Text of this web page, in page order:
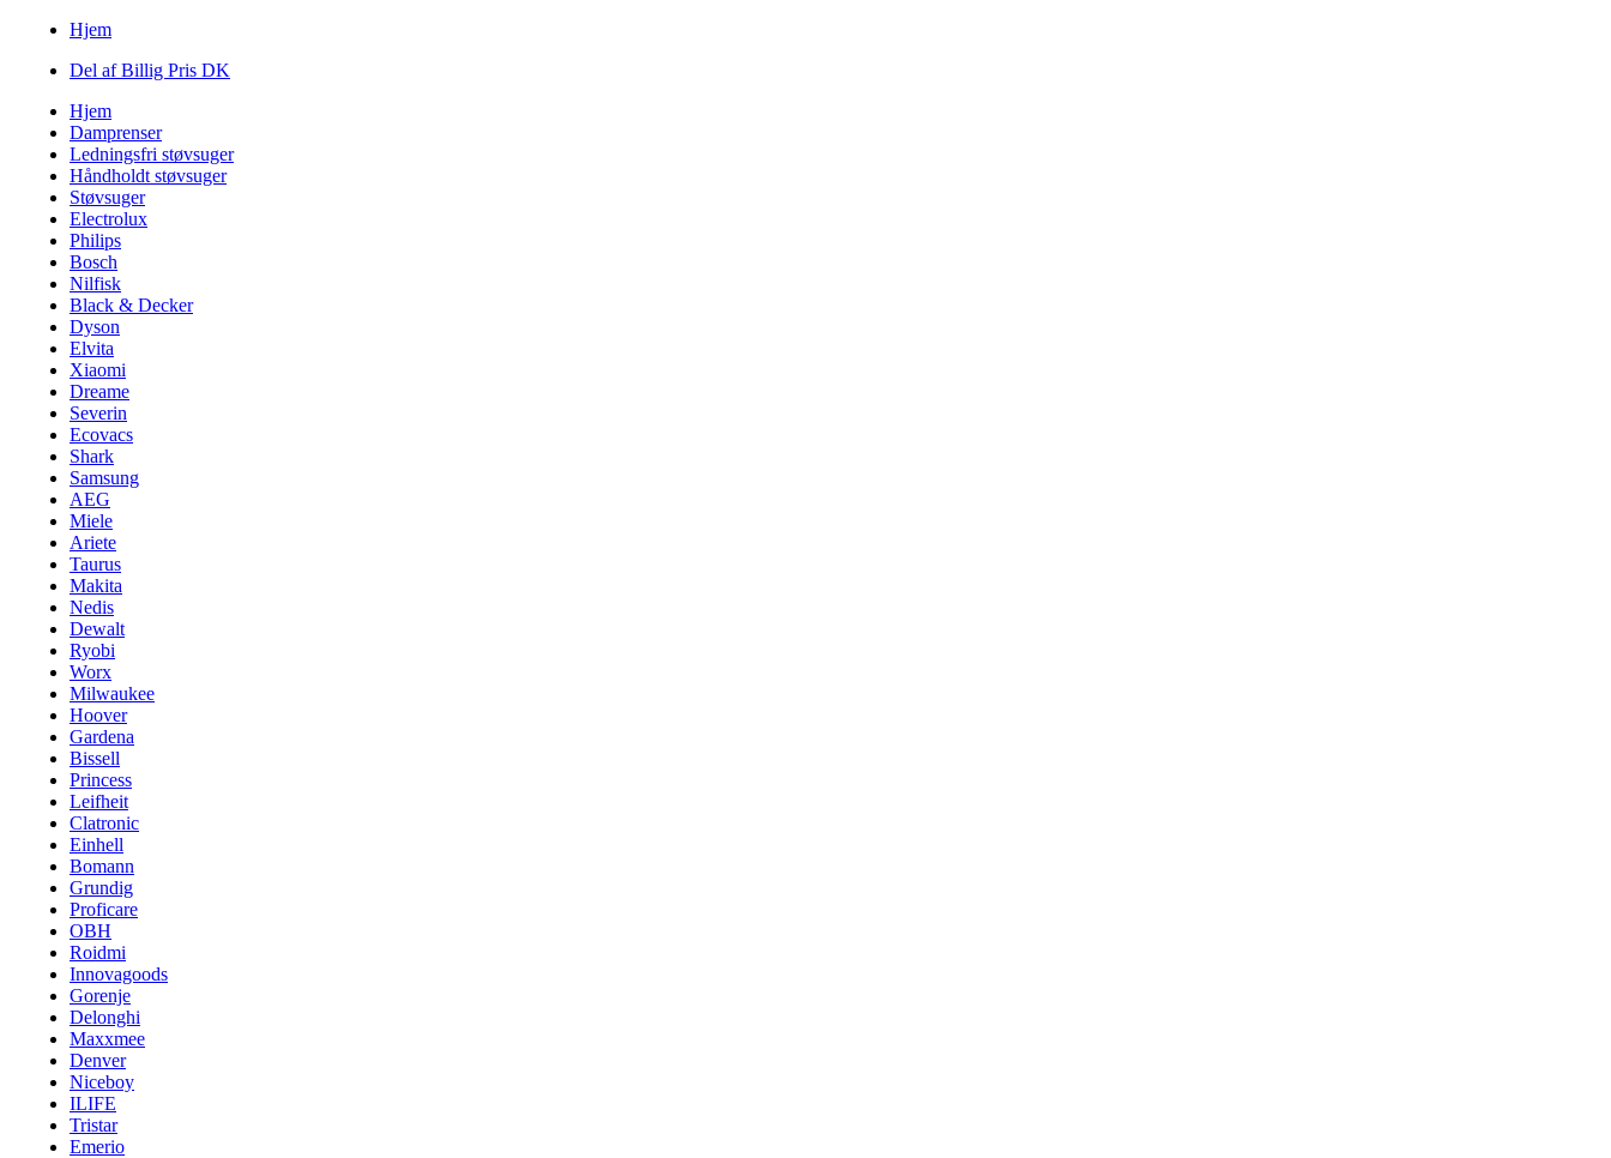
Hjem
Del af Billig Pris DK
Hjem
Damprenser
Ledningsfri støvsuger
Håndholdt støvsuger
Støvsuger
Electrolux
Philips
Bosch
Nilfisk
Black & Decker
Dyson
Elvita
Xiaomi
Dreame
Severin
Ecovacs
Shark
Samsung
AEG
Miele
Ariete
Taurus
Makita
Nedis
Dewalt
Ryobi
Worx
Milwaukee
Hoover
Gardena
Bissell
Princess
Leifheit
Clatronic
Einhell
Bomann
Grundig
Proficare
OBH
Roidmi
Innovagoods
Gorenje
Delonghi
Maxxmee
Denver
Niceboy
ILIFE
Tristar
Emerio